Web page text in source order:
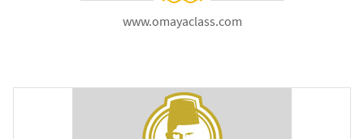
www.omayaclass.com